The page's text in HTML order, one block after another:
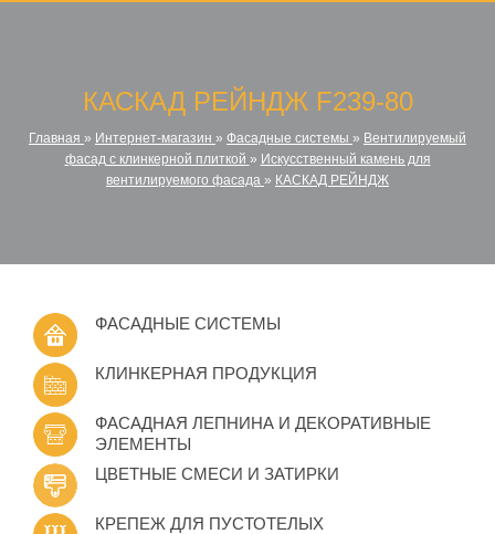
КАСКАД РЕЙНДЖ F239-80
Главная » Интернет-магазин » Фасадные системы » Вентилируемый
фасад с клинкерной плиткой » Искусственный камень для
вентилируемого фасада » КАСКАД РЕЙНДЖ
ФАСАДНЫЕ СИСТЕМЫ
КЛИНКЕРНАЯ ПРОДУКЦИЯ
ФАСАДНАЯ ЛЕПНИНА И ДЕКОРАТИВНЫЕ
ЭЛЕМЕНТЫ
ЦВЕТНЫЕ СМЕСИ И ЗАТИРКИ
КРЕПЕЖ ДЛЯ ПУСТОТЕЛЫХ